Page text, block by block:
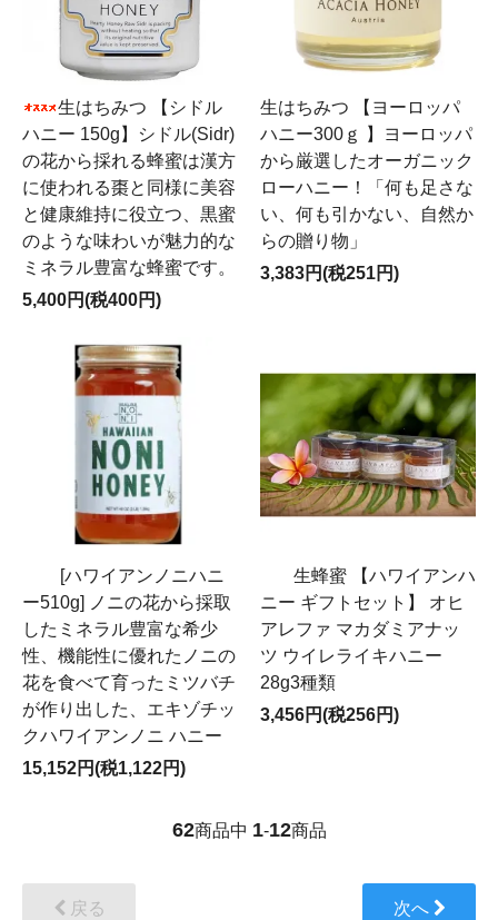
生はちみつ 【シドル
ハニー 150g】シドル(Sidr)
の花から採れる蜂蜜は漢方
に使われる棗と同様に美容
と健康維持に役立つ、黒蜜
のような味わいが魅力的な
ミネラル豊富な蜂蜜です。
5,400円(税400円)
生はちみつ 【ヨーロッパ
ハニー300ｇ 】ヨーロッパ
から厳選したオーガニック
ローハニー！「何も足さな
い、何も引かない、自然か
らの贈り物」
3,383円(税251円)
[ハワイアンノニハニ
ー510g] ノニの花から採取
したミネラル豊富な希少
性、機能性に優れたノニの
花を食べて育ったミツバチ
が作り出した、エキゾチッ
クハワイアンノニ ハニー
15,152円(税1,122円)
生蜂蜜 【ハワイアンハ
ニー ギフトセット】 オヒ
アレファ マカダミアナッ
ツ ウイレライキハニー
28g3種類
3,456円(税256円)
62商品中 1-12商品
戻る 次へ